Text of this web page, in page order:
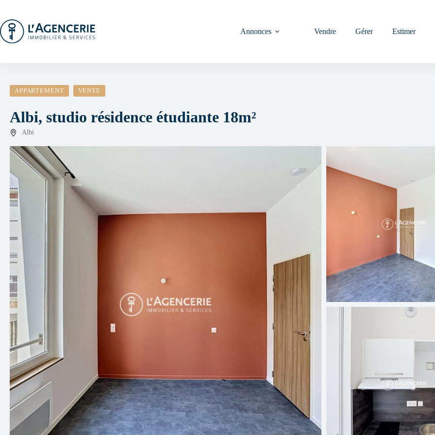
contenu
Annonces
Vendre Gérer Estimer
APPARTEMENT VENTE
Albi, studio résidence étudiante 18m²
Albi